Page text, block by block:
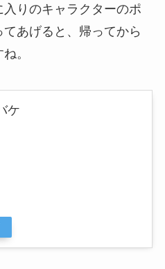
りのキャラクターのポ
あげると、帰ってから
。
ケ